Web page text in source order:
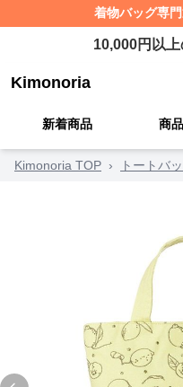
着物バッグ専
10,000円以
Kimonoria
新着商品 商
Kimonoria TOP › トートバ